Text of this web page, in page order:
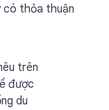
có thỏa thuận
trên
được
du